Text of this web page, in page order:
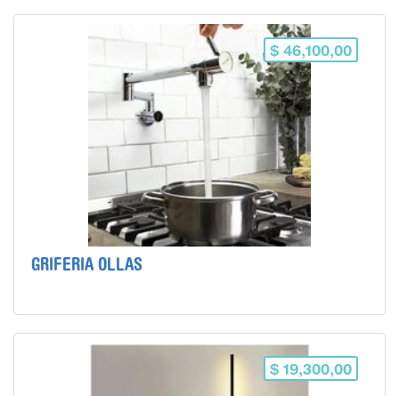
$ 46,100,00
GRIFERIA OLLAS
$ 19,300,00